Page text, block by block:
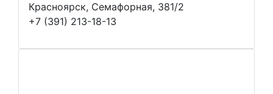
Красноярск, Семафорная, 381/2
+7 (391) 213-18-13